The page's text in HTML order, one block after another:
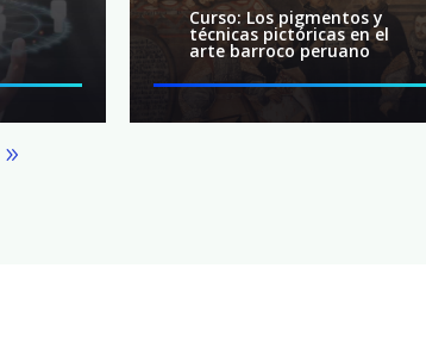
Curso: Los pigmentos y
técnicas pictóricas en el
arte barroco peruano